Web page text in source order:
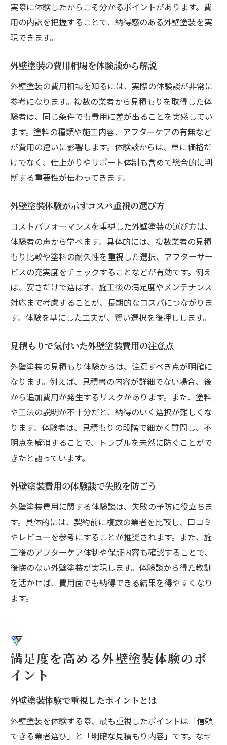
実際に体験したからこそ分かるポイントがあります。費
用の内訳を把握することで、納得感のある外壁塗装を実
現できます。
外壁塗装の費用相場を体験談から解説
外壁塗装の費用相場を知るには、実際の体験談が非常に
参考になります。複数の業者から見積もりを取得した体
験者は、同じ条件でも費用に差が出ることを実感してい
ます。塗料の種類や施工内容、アフターケアの有無など
が費用の違いに影響します。体験談からは、単に価格だ
けでなく、仕上がりやサポート体制も含めて総合的に判
断する重要性が伝わってきます。
外壁塗装体験が示すコスパ重視の選び方
コストパフォーマンスを重視した外壁塗装の選び方は、
体験者の声から学べます。具体的には、複数業者の見積
もり比較や塗料の耐久性を重視した選択、アフターサー
ビスの充実度をチェックすることなどが有効です。例え
ば、安さだけで選ばず、施工後の満足度やメンテナンス
対応まで考慮することが、長期的なコスパにつながりま
す。体験を基にした工夫が、賢い選択を後押しします。
見積もりで気付いた外壁塗装費用の注意点
外壁塗装の見積もり体験からは、注意すべき点が明確に
なります。例えば、見積書の内容が詳細でない場合、後
から追加費用が発生するリスクがあります。また、塗料
や工法の説明が不十分だと、納得のいく選択が難しくな
ります。体験者は、見積もりの段階で細かく質問し、不
明点を解消することで、トラブルを未然に防ぐことがで
きたと語っています。
外壁塗装費用の体験談で失敗を防ごう
外壁塗装費用に関する体験談は、失敗の予防に役立ちま
す。具体的には、契約前に複数の業者を比較し、口コミ
やレビューを参考にすることが推奨されます。また、施
工後のアフターケア体制や保証内容も確認することで、
後悔のない外壁塗装が実現します。体験談から得た教訓
を活かせば、費用面でも納得できる結果を得やすくなり
ます。
満足度を高める外壁塗装体験のポ
イント
外壁塗装体験で重視したポイントとは
外壁塗装を体験する際、最も重視したポイントは「信頼
できる業者選び」と「明確な見積もり内容」です。なぜ